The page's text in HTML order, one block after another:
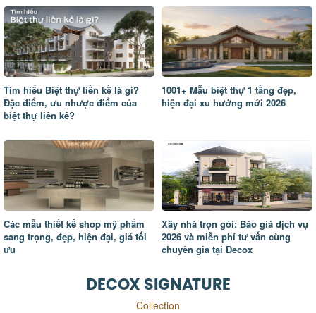
Tìm hiểu Biệt thự liền kề là gì?
Đặc điểm, ưu nhược điểm của
biệt thự liền kề?
1001+ Mẫu biệt thự 1 tầng đẹp,
hiện đại xu hướng mới 2026
Các mẫu thiết kế shop mỹ phẩm
sang trọng, đẹp, hiện đại, giá tối
ưu
Xây nhà trọn gói: Báo giá dịch vụ
2026 và miễn phí tư vấn cùng
chuyên gia tại Decox
DECOX SIGNATURE
Collection